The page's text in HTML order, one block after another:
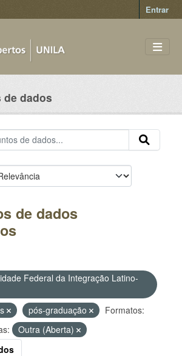
Entrar
dados
de dados
Federal da Integração Latino-
pós-graduação
Formatos:
Outra (Aberta)